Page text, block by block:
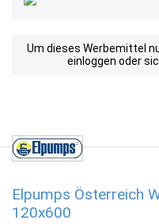
Um dieses Werbemittel
einloggen oder
Elpumps Österreich
120x600